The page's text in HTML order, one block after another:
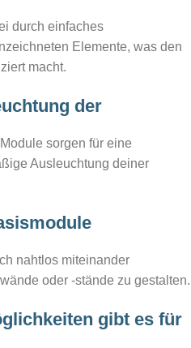
durch einfaches
Elemente, was den
macht.
der
sorgen für eine
Ausleuchtung deiner
nahtlos miteinander
oder -stände zu gestalten.
gibt es für